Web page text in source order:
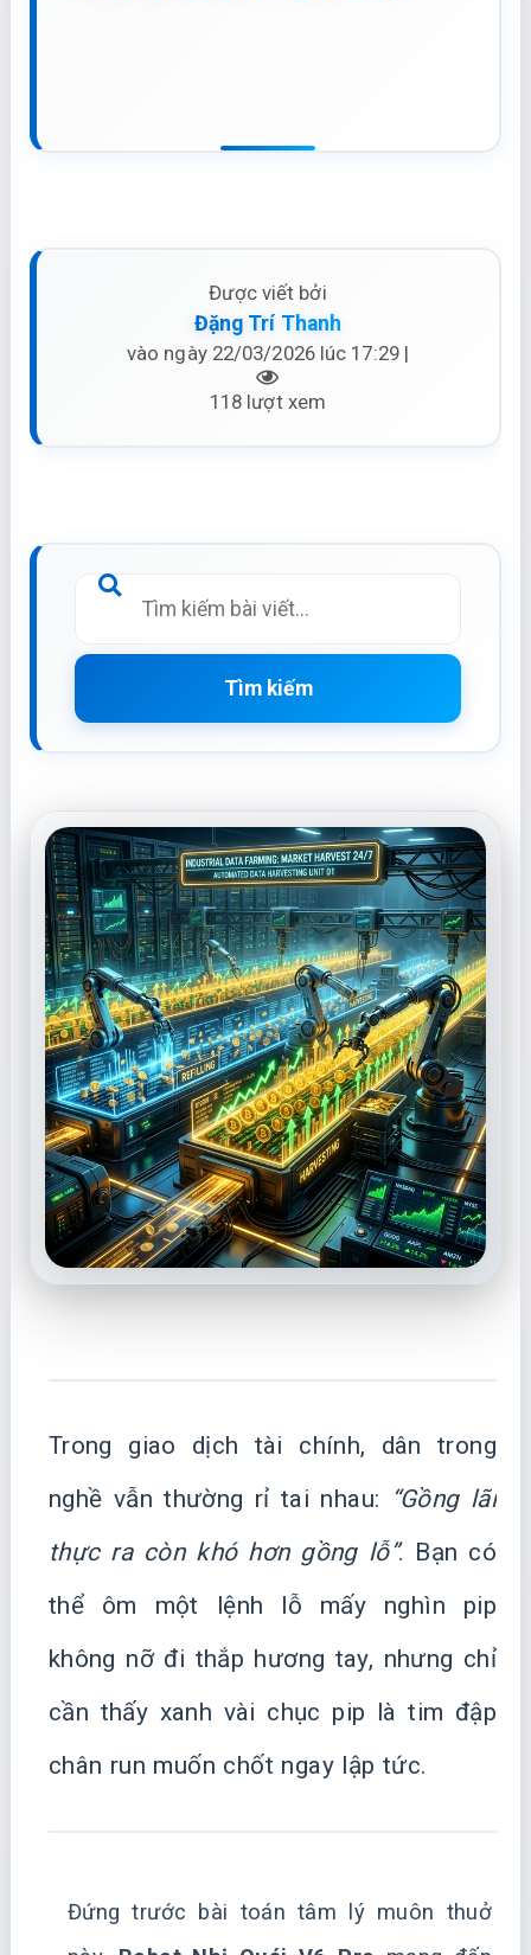
Được viết bởi
Đặng Trí Thanh
vào ngày 22/03/2026 lúc 17:29 |
118 lượt xem
Tìm kiếm
Trong giao dịch tài chính, dân trong
nghề vẫn thường rỉ tai nhau:
“Gồng lãi
thực ra còn khó hơn gồng lỗ”. Bạn có
thể ôm một lệnh lỗ mấy nghìn pip
không nỡ đi thắp hương tay, nhưng chỉ
cần thấy xanh vài chục pip là tim đập
chân run muốn chốt ngay lập tức.
Đứng trước bài toán tâm lý muôn thuở